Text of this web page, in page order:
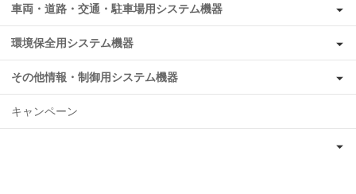
車両・道路・交通・駐車場用システム機器
環境保全用システム機器
その他情報・制御用システム機器
キャンペーン